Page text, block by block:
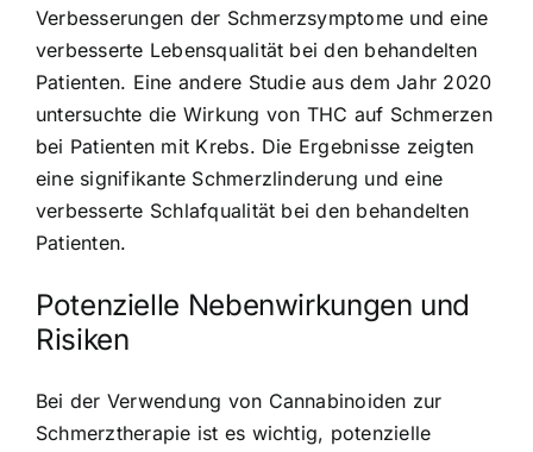
Verbesserungen der Schmerzsymptome und eine
verbesserte Lebensqualität bei den behandelten
Patienten. Eine andere Studie aus dem Jahr 2020
untersuchte die Wirkung von THC auf Schmerzen
bei Patienten mit Krebs. Die Ergebnisse zeigten
eine signifikante Schmerzlinderung und eine
verbesserte Schlafqualität bei den behandelten
Patienten.
Potenzielle Nebenwirkungen und
Risiken
Bei der Verwendung von Cannabinoiden zur
Schmerztherapie ist es wichtig, potenzielle